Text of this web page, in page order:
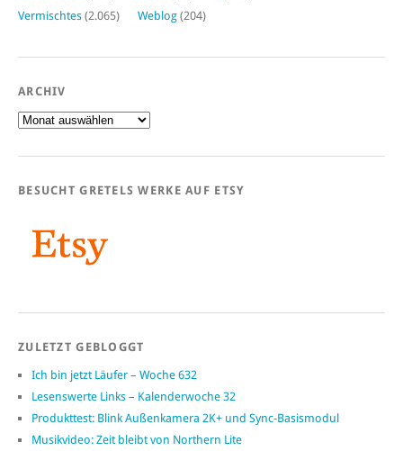
Vermischtes (2.065) Weblog (204)
ARCHIV
Archiv
BESUCHT GRETELS WERKE AUF ETSY
ZULETZT GEBLOGGT
Ich bin jetzt Läufer – Woche 632
Lesenswerte Links – Kalenderwoche 32
Produkttest: Blink Außenkamera 2K+ und Sync-Basismodul
Musikvideo: Zeit bleibt von Northern Lite